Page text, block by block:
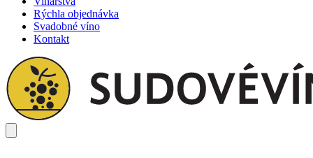
Rýchla objednávka
Svadobné víno
Kontakt